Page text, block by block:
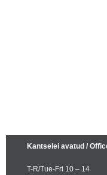
Kantselei avatud /
T-R/Tue-Fri 10 – 14